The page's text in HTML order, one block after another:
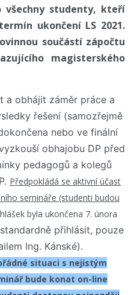
všechny studenty, kteří
ukončení LS 2021.
součástí zápočtu
magisterského
a obhájit záměr práce a
řešení (samozřejmě
nebo ve finální
obhajobu DP před
pedagogů a kolegů
Předpokládá se aktivní účast
semináře (studenti budou
byla ukončena 7. února
přihlásit, pouze
Ing. Kánské).
situaci s nejistým
bude konat on-line